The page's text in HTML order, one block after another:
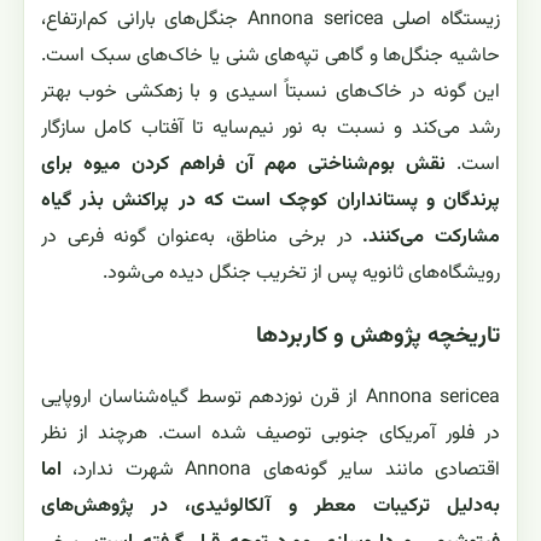
زیستگاه اصلی Annona sericea جنگل‌های بارانی کم‌ارتفاع،
حاشیه جنگل‌ها و گاهی تپه‌های شنی یا خاک‌های سبک است.
این گونه در خاک‌های نسبتاً اسیدی و با زهکشی خوب بهتر
رشد می‌کند و نسبت به نور نیم‌سایه تا آفتاب کامل سازگار
است. نقش بوم‌شناختی مهم آن فراهم کردن میوه برای
پرندگان و پستانداران کوچک است که در پراکنش بذر گیاه
مشارکت می‌کنند. در برخی مناطق، به‌عنوان گونه فرعی در
رویشگاه‌های ثانویه پس از تخریب جنگل دیده می‌شود.
تاریخچه پژوهش و کاربردها
Annona sericea از قرن نوزدهم توسط گیاه‌شناسان اروپایی
در فلور آمریکای جنوبی توصیف شده است. هرچند از نظر
اقتصادی مانند سایر گونه‌های Annona شهرت ندارد،
اما
به‌دلیل ترکیبات معطر و آلکالوئیدی، در پژوهش‌های